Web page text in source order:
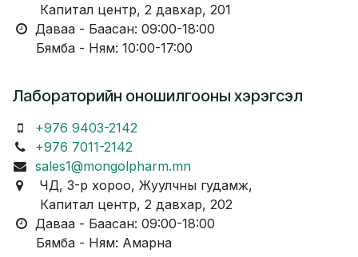
Капитал центр, 2 давхар, 201
Даваа - Баасан: 09:00-18:00
Бямба - Ням: 10:00-17:00
Лабораторийн оношилгооны хэрэгсэл
+976 9403-2142
+976 7011-2142
sales1@mongolpharm.mn
ЧД, 3-р хороо, Жуулчны гудамж,
Капитал центр, 2 давхар, 202
Даваа - Баасан: 09:00-18:00
Бямба - Ням: Амарна